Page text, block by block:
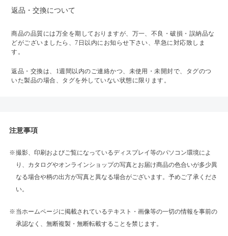
返品・交換について
商品の品質には万全を期しておりますが、万一、不良・破損・誤納品な
どがございましたら、7日以内にお知らせ下さい、早急に対応致しま
す。
返品・交換は、1週間以内のご連絡かつ、未使用・未開封で、タグのつ
いた製品の場合、タグを外していない状態に限ります。
注意事項
撮影、印刷およびご覧になっているディスプレイ等のパソコン環境によ
り、カタログやオンラインショップの写真とお届け商品の色合いが多少異
なる場合や柄の出方が写真と異なる場合がございます。予めご了承くださ
い。
当ホームページに掲載されているテキスト・画像等の一切の情報を事前の
承認なく、無断複製・無断転載することを禁じます。